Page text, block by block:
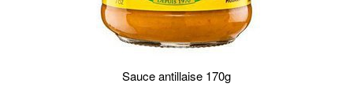
Sauce antillaise 170g